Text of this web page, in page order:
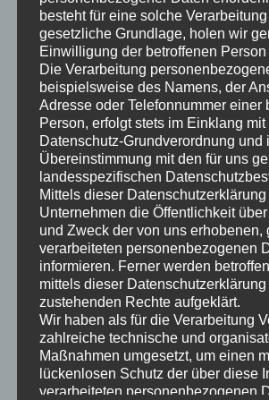
Wall Protect ist eine hochviskose Creme
charakteristischen Eigenschaften:
tropffreie Auftragung und somit
Kopf-Arbeiten
wasser- und Lösemittelfrei
hohe Wirkstoffkonzentration
alkalistabil
nicht filmbildend
extrem hohe Eindringtiefe durch
der Creme auf der
verlustfreier Auftrag in einem
Materialabfluss
erzeugt einen starken Wasser-
besteht für eine solche
gesetzliche Grundlage, holen wir
Einwilligung der betroffenen Person
Die Verarbeitung
beispielsweise des Namens, der
Adresse oder Telefonnummer einer
Person, erfolgt stets im Einklang mit
Datenschutz-Grundverordnung und
Übereinstimmung mit den für uns
landesspezifischen
Mittels dieser
Unternehmen die Öffentlichkeit
und Zweck der von uns erhobenen,
verarbeiteten personenbezogenen
informieren. Ferner werden
mittels dieser
zustehenden Rechte aufgeklärt.
Wir haben als für die Verarbeitung
zahlreiche technische und
Maßnahmen umgesetzt, um einen
lückenlosen Schutz der über diese
verarbeiteten personenbezogenen